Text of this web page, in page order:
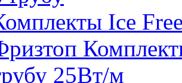
Ice
25Вт/м